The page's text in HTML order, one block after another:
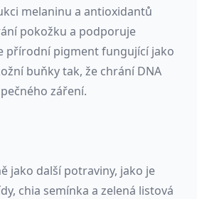
melaninu a antioxidantů
pokožku a podporuje
přírodní pigment fungující jako
buňky tak, že chrání DNA
záření.
jako další potraviny, jako je
chia semínka a zelená listová